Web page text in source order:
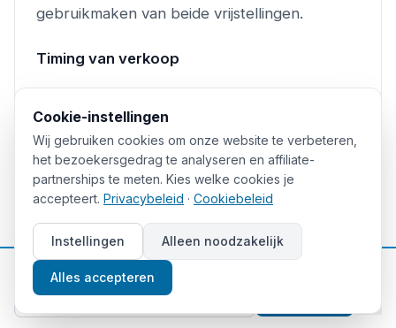
gebruikmaken van beide vrijstellingen.
Timing van verkoop
december versus begin januari kan het
belastingjaar van realisatie verschuiven,
afhankelijk van het toekomstige stelsel.
Verliesverrekening bij Box 1
Professionele handelaren kunnen verliezen
Cookie-instellingen
Wij gebruiken cookies om onze website te verbeteren,
het bezoekersgedrag te analyseren en affiliate-
partnerships te meten. Kies welke cookies je
accepteert. Privacybeleid · Cookiebeleid
Instellingen Alleen noodzakelijk
Alles accepteren
📈 Gratis beleggingstips